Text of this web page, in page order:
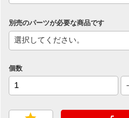
別売のパーツが必要な商品です
個数